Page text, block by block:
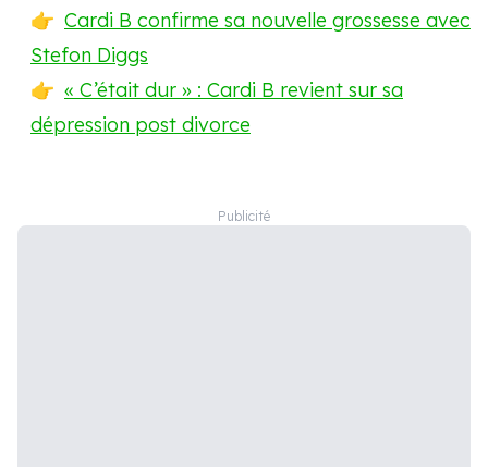
Cardi B confirme sa nouvelle grossesse avec
Stefon Diggs
« C’était dur » : Cardi B revient sur sa
dépression post divorce